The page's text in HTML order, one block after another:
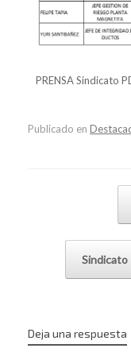
PRENSA Sindicato
Publicado en
Sindicato
Deja una respuesta